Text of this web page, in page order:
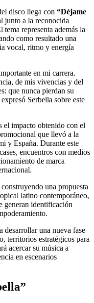
disco llega con “Déjame
junto a la reconocida
tema representa además la
como resultado una
vocal, ritmo y energía
en mi carrera.
de mis vivencias y del
que nunca pierdan su
Serbella sobre este
el impacto obtenido con el
que llevó a la
y España. Durante este
encuentros con medios
de marca
una propuesta
latino contemporáneo,
generan identificación
desarrollar una nueva fase
territorios estratégicos para
acercar su música a
en escenarios